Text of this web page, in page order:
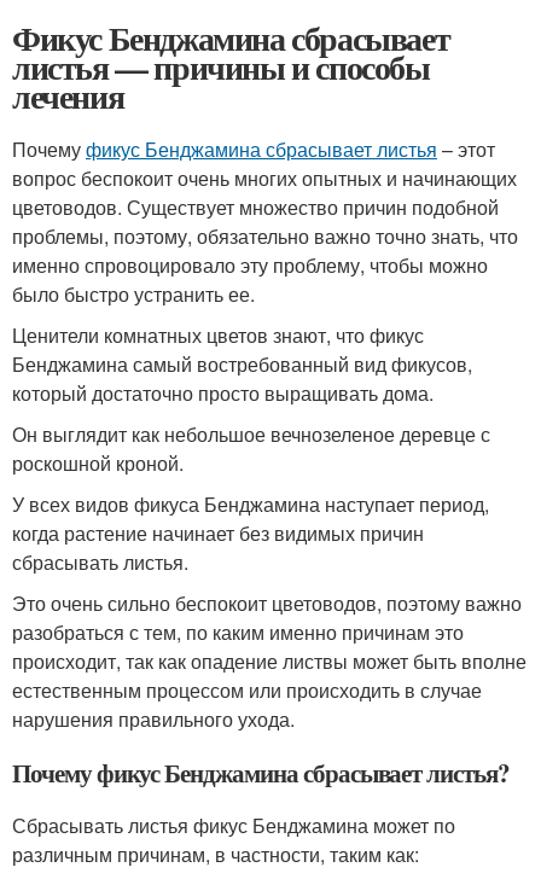
Фикус Бенджамина сбрасывает
листья — причины и способы
лечения
Почемуфикус Бенджамина сбрасывает листья – этот
вопрос беспокоит очень многих опытных и начинающих
цветоводов. Существует множество причин подобной
проблемы, поэтому, обязательно важно точно знать, что
именно спровоцировало эту проблему, чтобы можно
было быстро устранить ее.
Ценители комнатных цветов знают, что фикус
Бенджамина самый востребованный вид фикусов,
который достаточно просто выращивать дома.
Он выглядит как небольшое вечнозеленое деревце с
роскошной кроной.
У всех видов фикуса Бенджамина наступает период,
когда растение начинает без видимых причин
сбрасывать листья.
Это очень сильно беспокоит цветоводов, поэтому важно
разобраться с тем, по каким именно причинам это
происходит, так как опадение листвы может быть вполне
естественным процессом или происходить в случае
нарушения правильного ухода.
Почему фикус Бенджамина сбрасывает листья?
Сбрасывать листья фикус Бенджамина может по
различным причинам, в частности, таким как: